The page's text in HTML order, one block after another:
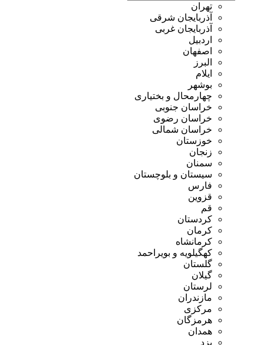
تهران
آذربایجان شرقی
آذربایجان غربی
اردبیل
اصفهان
البرز
ایلام
بوشهر
چهارمحال و بختیاری
خراسان جنوبی
خراسان رضوی
خراسان شمالی
خوزستان
زنجان
سمنان
سیستان و بلوچستان
فارس
قزوین
قم
کردستان
کرمان
کرمانشاه
کهگیلویه و بویراحمد
گلستان
گیلان
لرستان
مازندران
مرکزی
هرمزگان
همدان
یزد